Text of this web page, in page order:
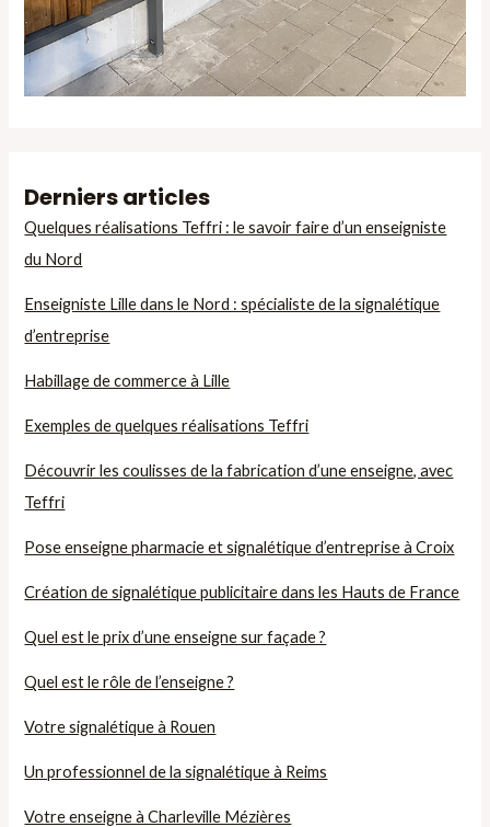
Derniers articles
Quelques réalisations Teffri : le savoir faire d’un enseigniste
du Nord
Enseigniste Lille dans le Nord : spécialiste de la signalétique
d’entreprise
Habillage de commerce à Lille
Exemples de quelques réalisations Teffri
Découvrir les coulisses de la fabrication d’une enseigne, avec
Teffri
Pose enseigne pharmacie et signalétique d’entreprise à Croix
Création de signalétique publicitaire dans les Hauts de France
Quel est le prix d’une enseigne sur façade ?
Quel est le rôle de l’enseigne ?
Votre signalétique à Rouen
Un professionnel de la signalétique à Reims
Votre enseigne à Charleville Mézières